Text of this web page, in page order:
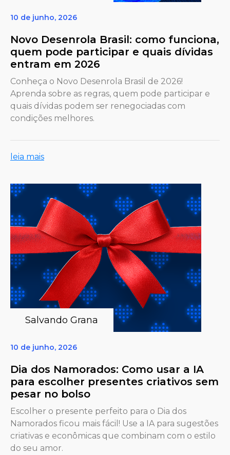
10 de junho, 2026
Novo Desenrola Brasil: como funciona,
quem pode participar e quais dívidas
entram em 2026
Conheça o Novo Desenrola Brasil de 2026!
Aprenda sobre as regras, quem pode participar e
quais dívidas podem ser renegociadas com
condições melhores.
leia mais
Salvando Grana
10 de junho, 2026
Dia dos Namorados: Como usar a IA
para escolher presentes criativos sem
pesar no bolso
Escolher o presente perfeito para o Dia dos
Namorados ficou mais fácil! Use a IA para sugestões
criativas e econômicas que combinam com o estilo
do seu amor.